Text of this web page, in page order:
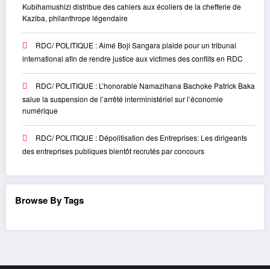
Kubihamushizi distribue des cahiers aux écoliers de la chefferie de
Kaziba, philanthrope légendaire
RDC/ POLITIQUE : Aimé Boji Sangara plaide pour un tribunal
international afin de rendre justice aux victimes des conflits en RDC
RDC/ POLITIQUE : L’honorable Namazihana Bachoke Patrick Baka
salue la suspension de l’arrêté interministériel sur l’économie
numérique
RDC/ POLITIQUE : Dépolitisation des Entreprises: Les dirigeants
des entreprises publiques bientôt recrutés par concours
Browse By Tags